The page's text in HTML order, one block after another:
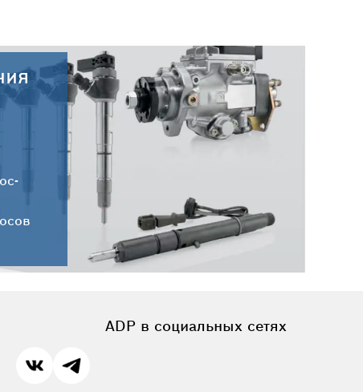
28.07.2026
Новые поступления запчастей
DELPHI от 28.07.2026
ADP в социальных сетях